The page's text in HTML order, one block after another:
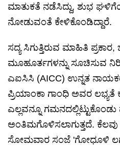
ಮಾತುಕತೆ ನಡೆಸಿದ್ದು, ಶುಭ
ನೋಡುವಂತೆ ಕೇಳಿಕೊಂಡಿದ್ದಾರೆ.
ಸದ್ಯ ಸಿಗುತ್ತಿರುವ ಮಾಹಿತಿ
ಮೂಹೂರ್ತಗಳನ್ನು ಸೂಚಿಸುವ
ಎಐಸಿಸಿ (AICC) ಉನ್ನತ
ಪ್ರಿಯಾಂಕಾ ಗಾಂಧಿ ಅವರ
ಎಲ್ಲವನ್ನೂ
ಅಂತಿಮಗೊಳಿಸಲಾಗುತ್ತದೆ.
ಸೋಮವಾರ ಸಂಜೆ 'ಗೋಧೂಳಿ